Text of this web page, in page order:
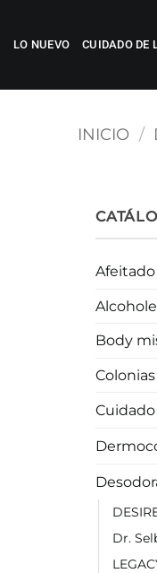
LO NUEVO CUIDADO DE
INICIO /
Afeitado
Body
Cuidado
Dr.